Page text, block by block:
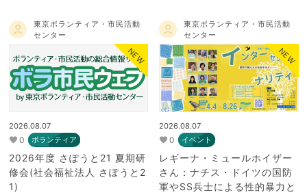
東京ボランティア・市民活動
センター
NEW
2026.08.07
0 ボランティア
2026年度 さぽうと21 夏期研
修会(社会福祉法人 さぽうと2
1)
東京ボランティア・市民活動
センター
NEW
2026.08.07
0 イベント
レギーナ・ミュールホイザー
さん：ナチス・ドイツの国防
軍やSS兵士による性的暴力と